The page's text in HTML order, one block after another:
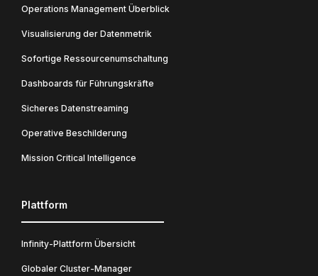
Operations Management Überblick
Visualisierung der Datenmetrik
Sofortige Ressourcenumschaltung
Dashboards für Führungskräfte
Sicheres Datenstreaming
Operative Beschilderung
Mission Critical Intelligence
Plattform
Infinity-Plattform Übersicht
Globaler Cluster-Manager